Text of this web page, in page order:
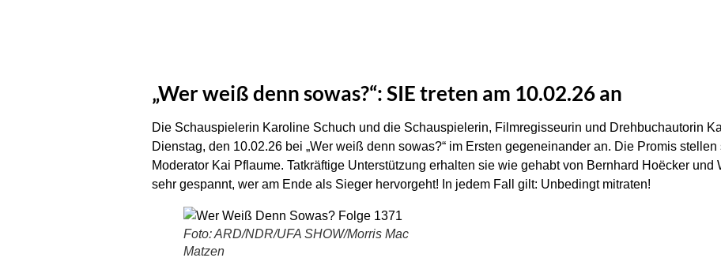
„Wer weiß denn sowas?“: SIE treten am 10.02.26 an
Die Schauspielerin Karoline Schuch und die Schauspielerin, Filmregisseurin und Drehbuchautorin
Dienstag, den 10.02.26 bei „Wer weiß denn sowas?“ im Ersten gegeneinander an. Die Promis
Moderator Kai Pflaume. Tatkräftige Unterstützung erhalten sie wie gehabt von Bernhard Hoëcker und
sehr gespannt, wer am Ende als Sieger hervorgeht! In jedem Fall gilt: Unbedingt mitraten!
Foto: ARD/NDR/UFA SHOW/Morris Mac
Matzen